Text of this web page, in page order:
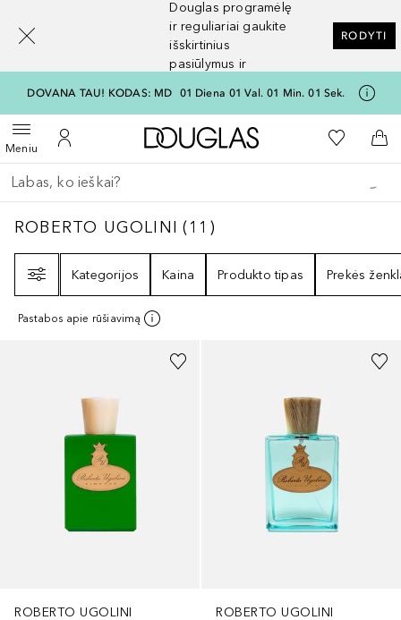
Douglas programėlę
ir reguliariai gaukite
išskirtinius
pasiūlymus ir
RODYTI
DOVANA TAU! KODAS: MD 01 Diena 01 Val. 01 Min. 01 Sek.
MeniuAtidaryti meniuĮ mano paskyrą
Į Douglas pagrindinį
Į mano
Į
Grįžk atgal
Vykdykite paiešką
ROBERTO UGOLINI 11
ROBERTO UGOLINI (11 )
Kategorijos
Kaina Produkto tipas Prekės
Pastabos apie rūšiavimą
ROBERTO UGOLINI
ROBERTO UGOLINI
[navigation.slideout.screenreader]